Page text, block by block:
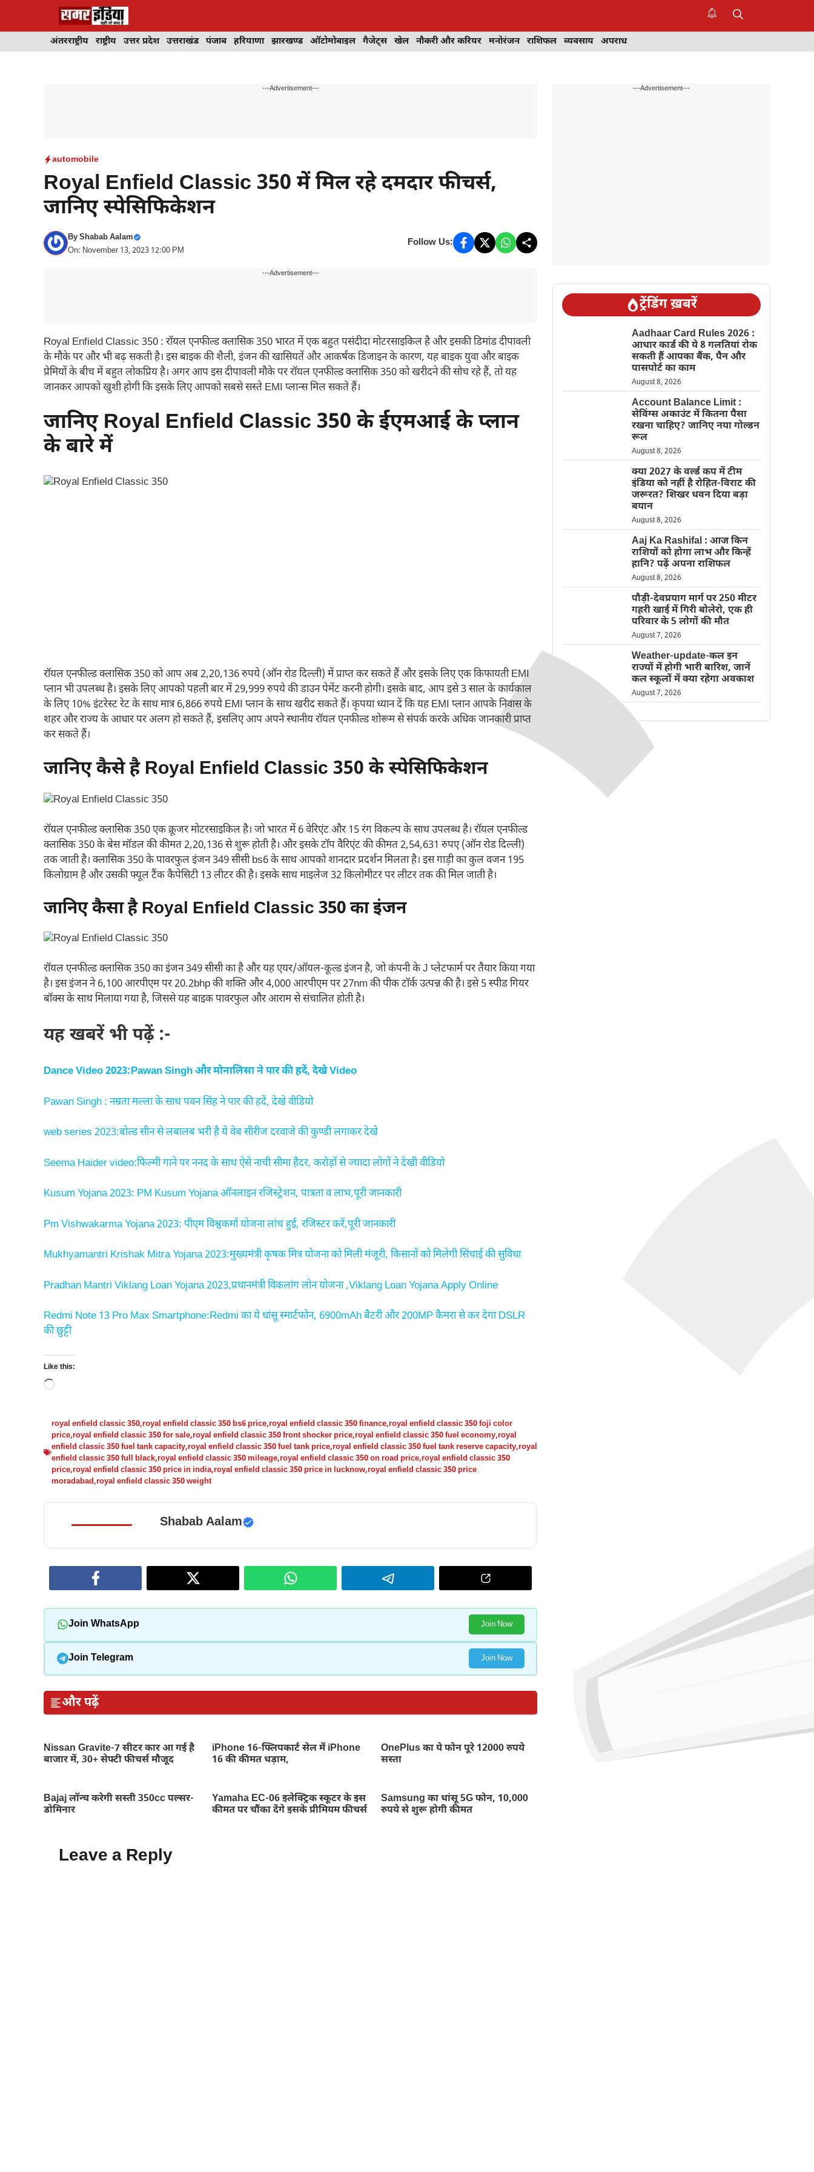
अंतरराष्ट्रीय राष्ट्रीय उत्तर प्रदेश उत्तराखंड पंजाब हरियाणा झारखण्ड ऑटोमोबाइल गैजेट्स खेल नौकरी और करियर मनोरंजन राशिफल व्यवसाय अपराध
---Advertisement---
automobile
Royal Enfield Classic 350 में मिल रहे दमदार फीचर्स,
जानिए स्पेसिफिकेशन
ByShabab Aalam
On: November 13, 2023 12:00 PM
Follow Us:
---Advertisement---
Royal Enfield Classic 350 : रॉयल एनफील्ड क्लासिक 350 भारत में एक बहुत पसंदीदा मोटरसाइकिल है और इसकी डिमांड दीपावली
के मौके पर और भी बढ़ सकती है। इस बाइक की शैली, इंजन की खासियतें और आकर्षक डिजाइन के कारण, यह बाइक युवा और बाइक
प्रेमियों के बीच में बहुत लोकप्रिय है। अगर आप इस दीपावली मौके पर रॉयल एनफील्ड क्लासिक 350 को खरीदने की सोच रहे हैं, तो यह
जानकर आपको खुशी होगी कि इसके लिए आपको सबसे सस्ते EMI प्लान्स मिल सकते हैं।
जानिए Royal Enfield Classic 350 के ईएमआई के प्लान
के बारे में
रॉयल एनफील्ड क्लासिक 350 को आप अब 2,20,136 रुपये (ऑन रोड दिल्ली) में प्राप्त कर सकते हैं और इसके लिए एक किफायती EMI
प्लान भी उपलब्ध है। इसके लिए आपको पहली बार में 29,999 रुपये की डाउन पेमेंट करनी होगी। इसके बाद, आप इसे 3 साल के कार्यकाल
के लिए 10% इंटरेस्ट रेट के साथ मात्र 6,866 रुपये EMI प्लान के साथ खरीद सकते हैं। कृपया ध्यान दें कि यह EMI प्लान आपके निवास के
शहर और राज्य के आधार पर अलग हो सकते हैं, इसलिए आप अपने स्थानीय रॉयल एनफील्ड शोरूम से संपर्क करके अधिक जानकारी प्राप्त
कर सकते हैं।
जानिए कैसे है Royal Enfield Classic 350 के स्पेसिफिकेशन
रॉयल एनफील्ड क्लासिक 350 एक क्रूजर मोटरसाइकिल है। जो भारत में 6 वेरिएंट और 15 रंग विकल्प के साथ उपलब्ध है। रॉयल एनफील्ड
क्लासिक 350 के बेस मॉडल की कीमत 2,20,136 से शुरू होती है। और इसके टॉप वैरिएंट की कीमत 2,54,631 रुपए (ऑन रोड दिल्ली)
तक जाती है। क्लासिक 350 के पावरफुल इंजन 349 सीसी bs6 के साथ आपको शानदार प्रदर्शन मिलता है। इस गाड़ी का कुल वजन 195
किलोग्राम है और उसकी फ्यूल टैंक कैपेसिटी 13 लीटर की है। इसके साथ माइलेज 32 किलोमीटर पर लीटर तक की मिल जाती है।
जानिए कैसा है Royal Enfield Classic 350 का इंजन
रॉयल एनफील्ड क्लासिक 350 का इंजन 349 सीसी का है और यह एयर/ऑयल-कूल्ड इंजन है, जो कंपनी के J प्लेटफार्म पर तैयार किया गया
है। इस इंजन ने 6,100 आरपीएम पर 20.2bhp की शक्ति और 4,000 आरपीएम पर 27nm की पीक टॉर्क उत्पन्न की है। इसे 5 स्पीड गियर
बॉक्स के साथ मिलाया गया है, जिससे यह बाइक पावरफुल और आराम से संचालित होती है।
यह खबरें भी पढ़ें :-
Dance Video 2023:Pawan Singh और मोनालिसा ने पार की हदें, देखे Video
Pawan Singh : नम्रता मल्ला के साथ पवन सिंह ने पार की हदें, देखे वीडियो
web series 2023:बोल्ड सीन से लबालब भरी है ये वेब सीरीज दरवाजे की कुण्डी लगाकर देखे
Seema Haider video:फिल्मी गाने पर ननद के साथ ऐसे नाची सीमा हैदर, करोड़ों से ज्यादा लोगों ने देखी वीडियो
Kusum Yojana 2023: PM Kusum Yojana ऑनलाइन रजिस्ट्रेशन, पात्रता व लाभ,पूरी जानकारी
Pm Vishwakarma Yojana 2023: पीएम विश्वकर्मा योजना लांच हुई, रजिस्टर करें,पूरी जानकारी
Mukhyamantri Krishak Mitra Yojana 2023:मुख्यमंत्री कृषक मित्र योजना को मिली मंजूरी, किसानों को मिलेगी सिंचाई की सुविधा
Pradhan Mantri Viklang Loan Yojana 2023,प्रधानमंत्री विकलांग लोन योजना ,Viklang Loan Yojana Apply Online
Redmi Note 13 Pro Max Smartphone:Redmi का ये धांसू स्मार्टफोन, 6900mAh बैटरी और 200MP कैमरा से कर देगा DSLR
की छुट्टी
Like this:
Loading…
royal enfield classic 350,royal enfield classic 350 bs6 price,royal enfield classic 350 finance,royal enfield classic 350 foji color
price,royal enfield classic 350 for sale,royal enfield classic 350 front shocker price,royal enfield classic 350 fuel economy,royal
enfield classic 350 fuel tank capacity,royal enfield classic 350 fuel tank price,royal enfield classic 350 fuel tank reserve capacity,royal
enfield classic 350 full black,royal enfield classic 350 mileage,royal enfield classic 350 on road price,royal enfield classic 350
price,royal enfield classic 350 price in india,royal enfield classic 350 price in lucknow,royal enfield classic 350 price
moradabad,royal enfield classic 350 weight
Shabab Aalam
Join WhatsApp Join Now
Join Telegram Join Now
और पढ़ें
Nissan Gravite-7 सीटर कार आ गई है
बाजार में, 30+ सेफ्टी फीचर्स मौजूद
iPhone 16-फ्लिपकार्ट सेल में iPhone
16 की कीमत धड़ाम,
OnePlus का ये फोन पूरे 12000 रुपये
सस्ता
Bajaj लॉन्च करेगी सस्ती 350cc पल्सर-
डोमिनार
Yamaha EC-06 इलेक्ट्रिक स्कूटर के इस
कीमत पर चौंका देंगे इसके प्रीमियम फीचर्स
Samsung का धांसू 5G फोन, 10,000
रुपये से शुरू होगी कीमत
Leave a Reply
---Advertisement---
ट्रेंडिंग ख़बरें
Aadhaar Card Rules 2026 :
आधार कार्ड की ये 8 गलतियां रोक
सकती हैं आपका बैंक, पैन और
पासपोर्ट का काम
August 8, 2026
Account Balance Limit :
सेविंग्स अकाउंट में कितना पैसा
रखना चाहिए? जानिए नया गोल्डन
रूल
August 8, 2026
क्या 2027 के वर्ल्ड कप में टीम
इंडिया को नहीं है रोहित-विराट की
जरूरत? शिखर धवन दिया बड़ा
बयान
August 8, 2026
Aaj Ka Rashifal : आज किन
राशियों को होगा लाभ और किन्हें
हानि? पढ़ें अपना राशिफल
August 8, 2026
पौड़ी-देवप्रयाग मार्ग पर 250 मीटर
गहरी खाई में गिरी बोलेरो, एक ही
परिवार के 5 लोगों की मौत
August 7, 2026
Weather-update-कल इन
राज्यों में होगी भारी बारिश, जानें
कल स्कूलों में क्या रहेगा अवकाश
August 7, 2026